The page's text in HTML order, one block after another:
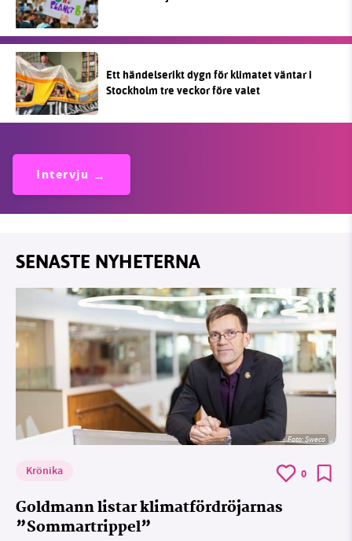
Ett händelserikt dygn för klimatet väntar i
Stockholm tre veckor före valet
Intervju
SENASTE NYHETERNA
Foto: Sweco
Krönika 0
Goldmann listar klimatfördröjarnas
”Sommartrippel”